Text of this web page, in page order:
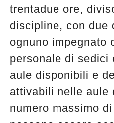
trentadue ore,
discipline, con due
ognuno impegnato
personale di sedici
aule disponibili e
attivabili nelle aule
numero massimo